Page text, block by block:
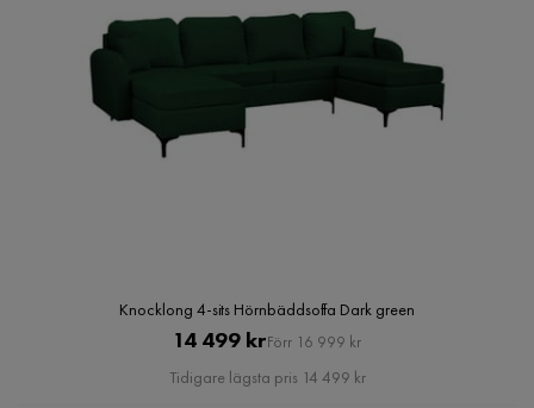
Knocklong 4-sits Hörnbäddsoffa Dark green
Pris
14 499 krOriginal
Pris
Förr 16 999 kr
Tidigare lägsta pris 14 499 kr